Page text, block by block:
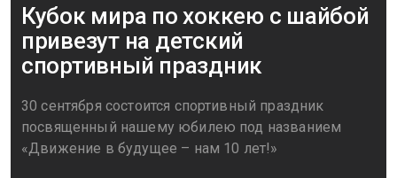
Кубок мира по хоккею с шайбой
привезут на детский
спортивный праздник
30 сентября состоится спортивный праздник
посвященный нашему юбилею под названием
«Движение в будущее – нам 10 лет!»